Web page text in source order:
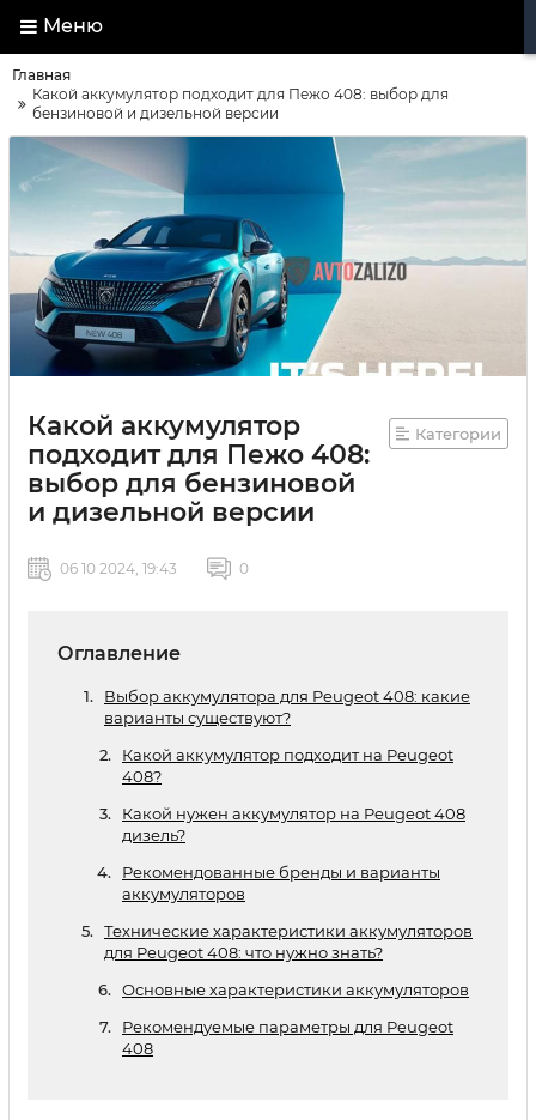
Меню
Главная
Какой аккумулятор подходит для Пежо 408: выбор для
бензиновой и дизельной версии
Какой аккумулятор
подходит для Пежо 408:
выбор для бензиновой
и дизельной версии
Категории
06 10 2024, 19:43 0
Оглавление
Выбор аккумулятора для Peugeot 408: какие
варианты существуют?
Какой аккумулятор подходит на Peugeot
408?
Какой нужен аккумулятор на Peugeot 408
дизель?
Рекомендованные бренды и варианты
аккумуляторов
Технические характеристики аккумуляторов
для Peugeot 408: что нужно знать?
Основные характеристики аккумуляторов
Рекомендуемые параметры для Peugeot
408